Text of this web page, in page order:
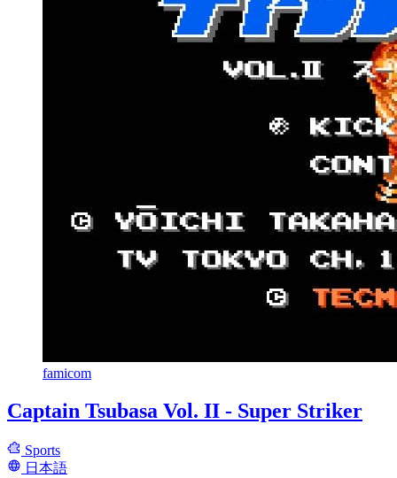
famicom
Captain Tsubasa Vol. II - Super Striker
Sports
日本語